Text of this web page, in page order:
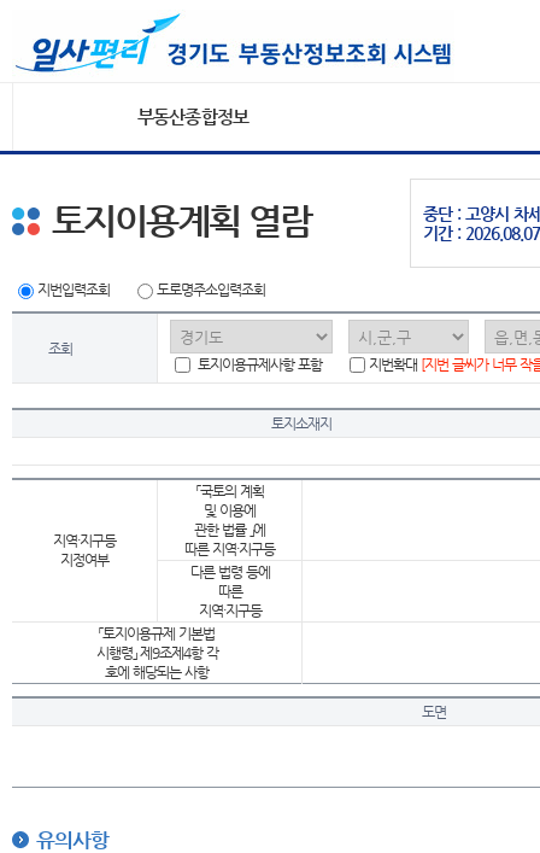
부동산종합정보
중단 : 고양시 차
기간 :
토지이용계획 열람
지번입력조회 도로명주소입력조회
조회
토지이용규제사항 포함
지번확대 [지번 글씨가 너무 작
토지소재지
지역·지구등
지정여부
「국토의 계획
및 이용에
관한 법률 」에
따른 지역·지구등
다른 법령 등에
따른
지역·지구등
「토지이용규제 기본법
시행령」 제9조제4항 각
호에 해당되는 사항
도면
유의사항